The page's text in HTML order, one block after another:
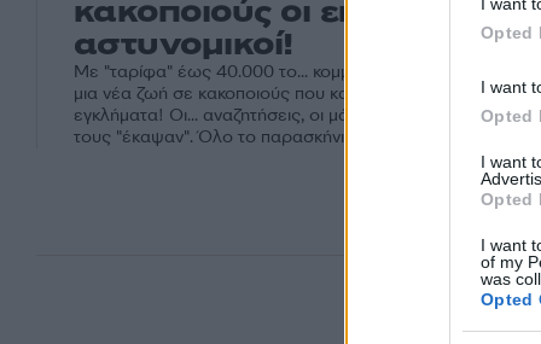
Opted
I want
Opted
I want
Opted
I want
of my
was
Opted
κακοποιούς οι επίορκοι
αστυνομικοί!
Με "ταρίφα" έως 40.000 το... κομμάτι, οι έξι αστυνομικοί
μια νέα ζωή σε κακοποιούς που καταζητούνταν για
εγκλήματα! Οι... αναζητήσεις, οι μάρτυρες - μαϊμού και τα
τους "έκαψαν". Όλο το παρασκήνιο.